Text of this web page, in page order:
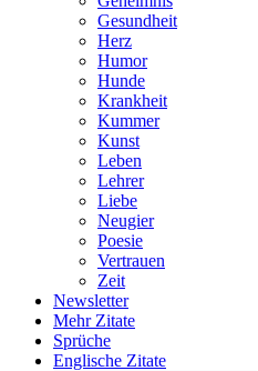
Gesundheit
Herz
Humor
Hunde
Krankheit
Kummer
Kunst
Leben
Lehrer
Liebe
Neugier
Poesie
Vertrauen
Zeit
Newsletter
Mehr Zitate
Sprüche
Englische Zitate